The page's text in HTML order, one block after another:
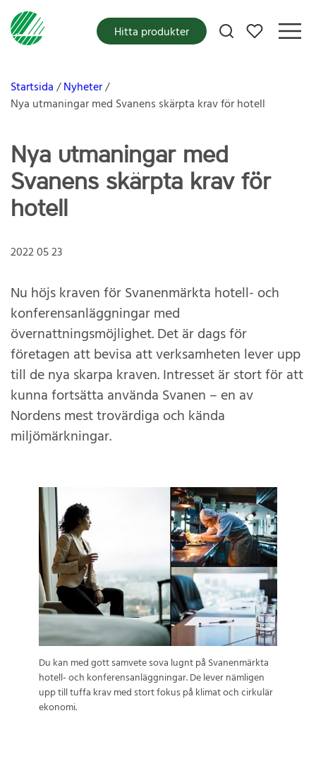
Mina favoriter
Hitta produkter
Startsida
Nyheter
Nya utmaningar med Svanens skärpta krav för hotell
Nya utmaningar med
Svanens skärpta krav för
hotell
2022 05 23
Nu höjs kraven för Svanenmärkta hotell- och
konferensanläggningar med
övernattningsmöjlighet. Det är dags för
företagen att bevisa att verksamheten lever upp
till de nya skarpa kraven. Intresset är stort för att
kunna fortsätta använda Svanen – en av
Nordens mest trovärdiga och kända
miljömärkningar.
Du kan med gott samvete sova lugnt på Svanenmärkta
hotell- och konferensanläggningar. De lever nämligen
upp till tuffa krav med stort fokus på klimat och cirkulär
ekonomi.